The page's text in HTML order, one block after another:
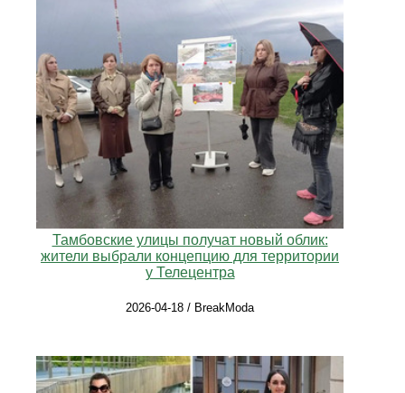
Тамбовские улицы получат новый облик:
жители выбрали концепцию для территории
у Телецентра
2026-04-18 / BreakModa